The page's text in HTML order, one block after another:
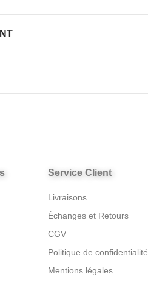
Service Client
Livraisons
Échanges et Retours
CGV
Politique de confidentialité
Mentions légales